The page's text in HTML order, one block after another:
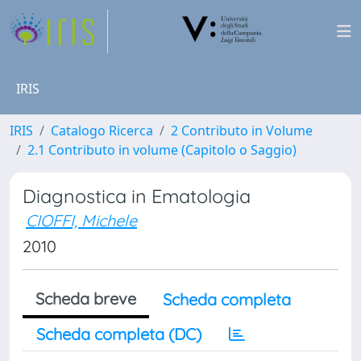
IRIS
IRIS Catalogo Ricerca
2 Contributo in Volume
2.1 Contributo in volume (Capitolo o Saggio)
Diagnostica in Ematologia
CIOFFI, Michele
2010
Scheda breve
Scheda completa
Scheda completa (DC)